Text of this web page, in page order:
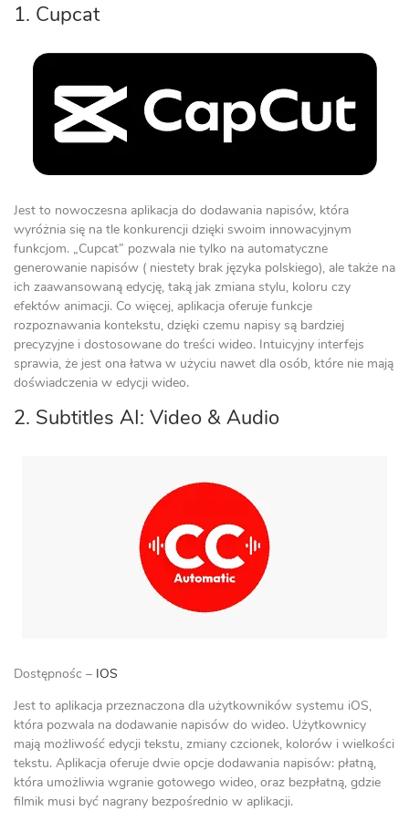
1. Cupcat
Jest to nowoczesna aplikacja do dodawania napisów, która
wyróżnia się na tle konkurencji dzięki swoim innowacyjnym
funkcjom. „Cupcat” pozwala nie tylko na automatyczne
generowanie napisów ( niestety brak języka polskiego), ale także na
ich zaawansowaną edycję, taką jak zmiana stylu, koloru czy
efektów animacji. Co więcej, aplikacja oferuje funkcje
rozpoznawania kontekstu, dzięki czemu napisy są bardziej
precyzyjne i dostosowane do treści wideo. Intuicyjny interfejs
sprawia, że jest ona łatwa w użyciu nawet dla osób, które nie mają
doświadczenia w edycji wideo.
2. Subtitles AI: Video & Audio
Dostępnośc – IOS
Jest to aplikacja przeznaczona dla użytkowników systemu iOS,
która pozwala na dodawanie napisów do wideo. Użytkownicy
mają możliwość edycji tekstu, zmiany czcionek, kolorów i wielkości
tekstu. Aplikacja oferuje dwie opcje dodawania napisów: płatną,
która umożliwia wgranie gotowego wideo, oraz bezpłatną, gdzie
filmik musi być nagrany bezpośrednio w aplikacji.